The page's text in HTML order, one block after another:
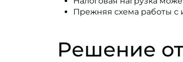
Прежняя схема работы с
Решение